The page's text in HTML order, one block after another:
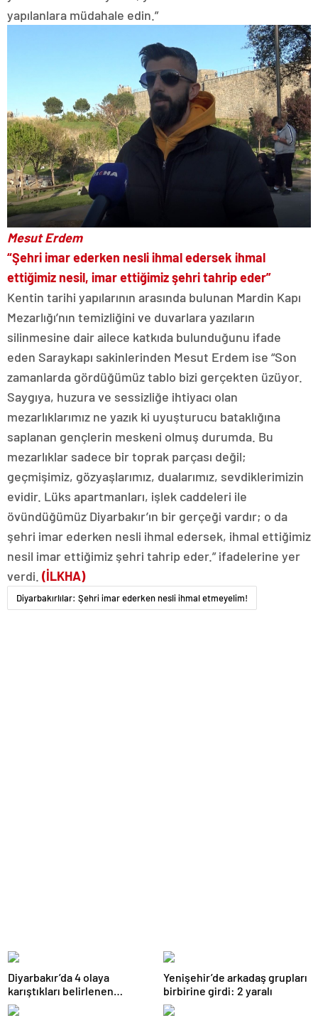
yapılanlara müdahale edin.”
Mesut Erdem
“Şehri imar ederken nesli ihmal edersek ihmal
ettiğimiz nesil, imar ettiğimiz şehri tahrip eder”
Kentin tarihi yapılarının arasında bulunan Mardin Kapı
Mezarlığı’nın temizliğini ve duvarlara yazıların
silinmesine dair ailece katkıda bulunduğunu ifade
eden Saraykapı sakinlerinden Mesut Erdem ise “Son
zamanlarda gördüğümüz tablo bizi gerçekten üzüyor.
Saygıya, huzura ve sessizliğe ihtiyacı olan
mezarlıklarımız ne yazık ki uyuşturucu bataklığına
saplanan gençlerin meskeni olmuş durumda. Bu
mezarlıklar sadece bir toprak parçası değil;
geçmişimiz, gözyaşlarımız, dualarımız, sevdiklerimizin
evidir. Lüks apartmanları, işlek caddeleri ile
övündüğümüz Diyarbakır’ın bir gerçeği vardır; o da
şehri imar ederken nesli ihmal edersek, ihmal ettiğimiz
nesil imar ettiğimiz şehri tahrip eder.” ifadelerine yer
verdi. (İLKHA)
Diyarbakırlılar: Şehri imar ederken nesli ihmal etmeyelim!
Diyarbakır’da 4 olaya
karıştıkları belirlenen
şüpheliler yakalandı
Yenişehir’de arkadaş grupları
birbirine girdi: 2 yaralı